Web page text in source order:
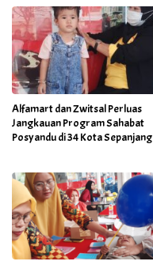
Alfamart dan Zwitsal Perluas
Jangkauan Program Sahabat
Posyandu di 34 Kota Sepanjang